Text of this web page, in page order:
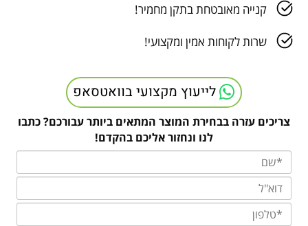
קנייה מאובטחת בתקן מחמיר!
שרות לקוחות אמין ומקצועי!
לייעוץ מקצועי בוואטסאפ
צריכים עזרה בבחירת המוצר המתאים ביותר עבורכם? כתבו
לנו ונחזור אליכם בהקדם!